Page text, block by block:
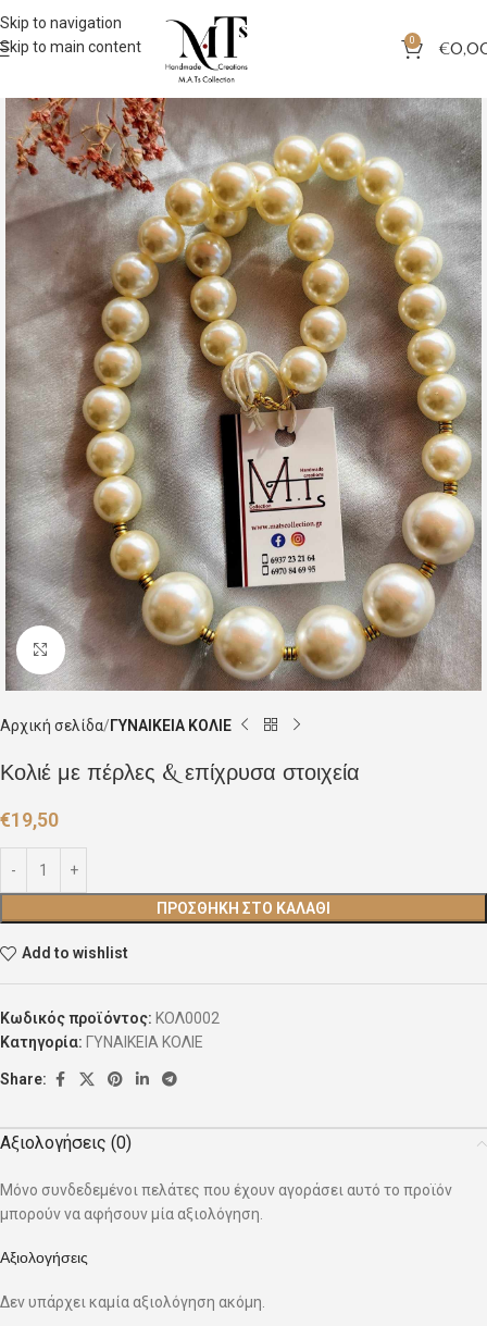
Skip to navigation
Skip to main content
0 €
Click to enlarge
Αρχική σελίδα ΓΥΝΑΙΚΕΙΑ ΚΟΛΙΕ
Κολιέ με πέρλες & επίχρυσα στοιχεία
€19,50
ΠΡΟΣΘΉΚΗ ΣΤΟ ΚΑΛΆΘΙ
Add to wishlist
Κωδικός προϊόντος: ΚΟΛ0002
Κατηγορία: ΓΥΝΑΙΚΕΙΑ ΚΟΛΙΕ
Share:
Αξιολογήσεις (0)
Αξιολογήσεις
Δεν υπάρχει καμία αξιολόγηση ακόμη.
Μόνο συνδεδεμένοι πελάτες που έχουν αγοράσει αυτό το προϊόν
μπορούν να αφήσουν μία αξιολόγηση.